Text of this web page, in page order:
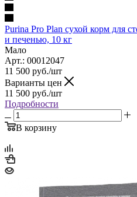
Purina Pro Plan сухой корм для
и печенью, 10 кг
Мало
Арт.: 00012047
11 500 руб./шт
Варианты цен
11 500 руб./шт
Подробности
В корзину